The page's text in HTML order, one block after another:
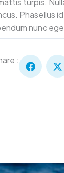
Phasellus
nunc
: